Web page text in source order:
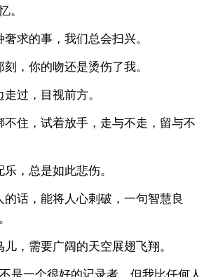
。
求的事，我们总会扫兴。
，你的吻还是烫伤了我。
过，目视前方。
不住，试着放手，走与不走，留与不
，总是如此悲伤。
的话，能将人心剌破，一句智慧良
，需要广阔的天空展翅飞翔。